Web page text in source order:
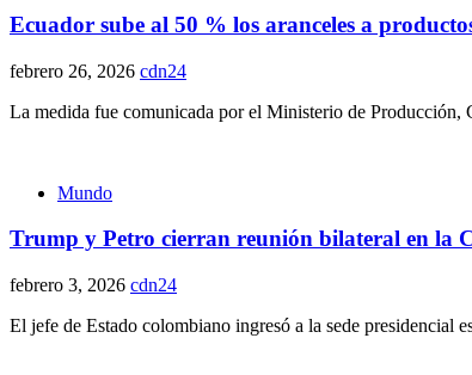
Ecuador sube al 50 % los aranceles a
febrero 26, 2026 cdn24
La medida fue comunicada por el Ministerio de
Mundo
Trump y Petro cierran reunión bilateral en la
febrero 3, 2026 cdn24
El jefe de Estado colombiano ingresó a la sede presidencial